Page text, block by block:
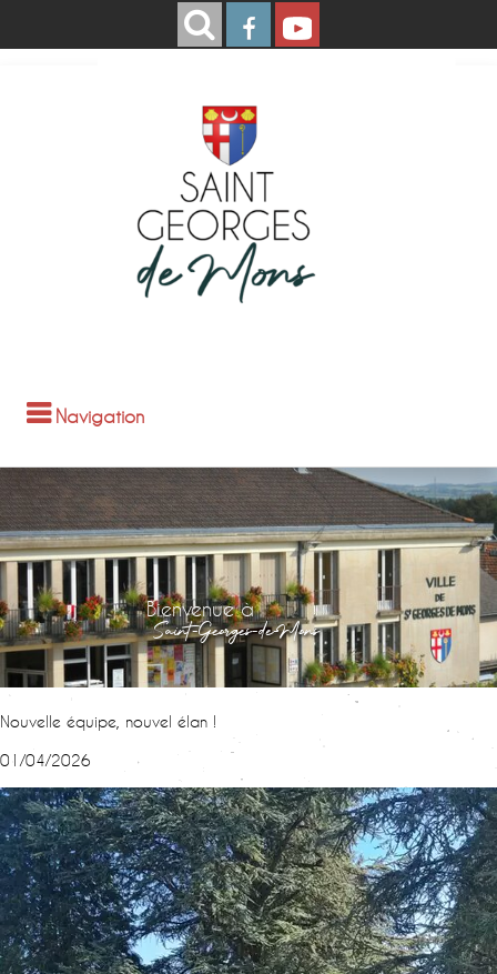
Navigation
Bienvenue à
Saint-Georges-de-Mons
Nouvelle équipe, nouvel élan !
01/04/2026